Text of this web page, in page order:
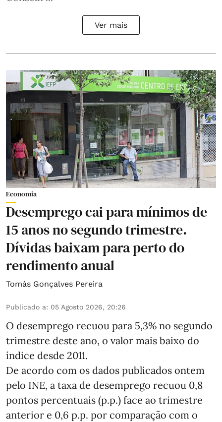
Ver mais
Economia
Desemprego cai para mínimos de
15 anos no segundo trimestre.
Dívidas baixam para perto do
rendimento anual
Tomás Gonçalves Pereira
Publicado a: 05 Agosto 2026, 20:26
O desemprego recuou para 5,3% no segundo
trimestre deste ano, o valor mais baixo do
índice desde 2011.
De acordo com os dados publicados ontem
pelo INE, a taxa de desemprego recuou 0,8
pontos percentuais (p.p.) face ao trimestre
anterior e 0,6 p.p. por comparação com o